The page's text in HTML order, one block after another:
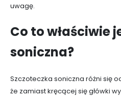
uwagę.
Co to właściwie
soniczna?
Szczoteczka soniczna różni się
że zamiast kręcącej się główki